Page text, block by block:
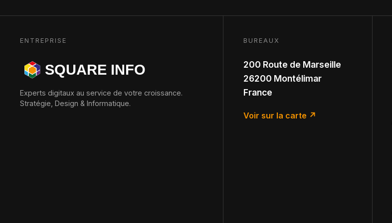
Contact
ENTREPRISE
SQUARE INFO
Experts digitaux au service de votre croissance.
Stratégie, Design & Informatique.
BUREAUX
200 Route de Marseille
26200 Montélimar
France
Voir sur la carte ↗